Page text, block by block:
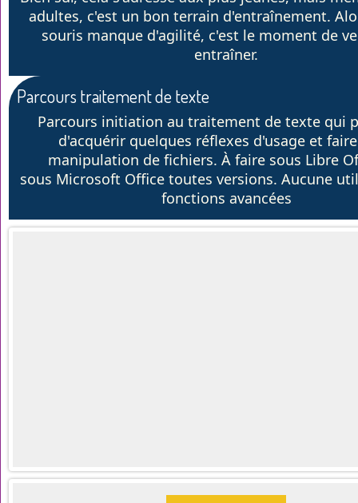
adultes, c'est un bon terrain d'entraînement.
souris manque d'agilité, c'est le moment de
entraîner.
Parcours traitement de texte
Parcours initiation au traitement de texte qui
d'acquérir quelques réflexes d'usage et
manipulation de fichiers. À faire sous Libre
sous Microsoft Office toutes versions. Aucune
fonctions avancées